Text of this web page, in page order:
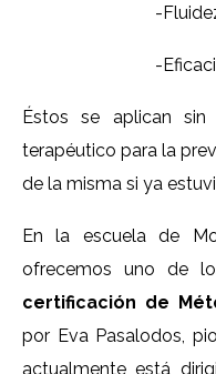
-
-
Éstos se aplican
terapéutico para la
de la misma si ya
En la escuela de
ofrecemos uno de
certificación de
por Eva Pasalodos,
actualmente está